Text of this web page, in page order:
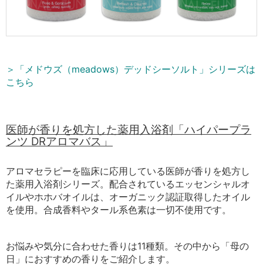
＞「メドウズ（meadows）デッドシーソルト」シリーズは
こちら
医師が香りを処方した薬用入浴剤「ハイパープラ
ンツ DRアロマバス」
アロマセラピーを臨床に応用している医師が香りを処方し
た薬用入浴剤シリーズ。配合されているエッセンシャルオ
イルやホホバオイルは、オーガニック認証取得したオイル
を使用。合成香料やタール系色素は一切不使用です。
お悩みや気分に合わせた香りは11種類。その中から「母の
日」におすすめの香りをご紹介します。